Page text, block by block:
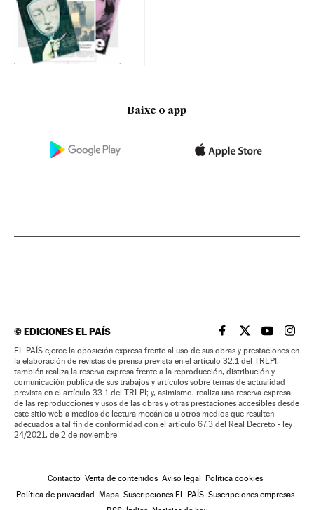
Baixe o app
©EDICIONES EL PAÍS EL PAÍS BRASIL EN
EL PAÍSEL PAÍS
EL
EL PAÍS ejerce la oposición expresa frente al uso de sus obras y prestaciones en
la elaboración de revistas de prensa prevista en el artículo 32.1 del TRLPI;
también realiza la reserva expresa frente a la reproducción, distribución y
comunicación pública de sus trabajos y artículos sobre temas de actualidad
prevista en el artículo 33.1 del TRLPI; y, asimismo, realiza una reserva expresa
de las reproducciones y usos de las obras y otras prestaciones accesibles desde
este sitio web a medios de lectura mecánica u otros medios que resulten
adecuados a tal fin de conformidad con el artículo 67.3 del Real Decreto - ley
24/2021, de 2 de noviembre
Contacto Venta de contenidos Aviso legal Política cookies
Política de privacidad Mapa Suscripciones EL PAÍS Suscripciones empresas